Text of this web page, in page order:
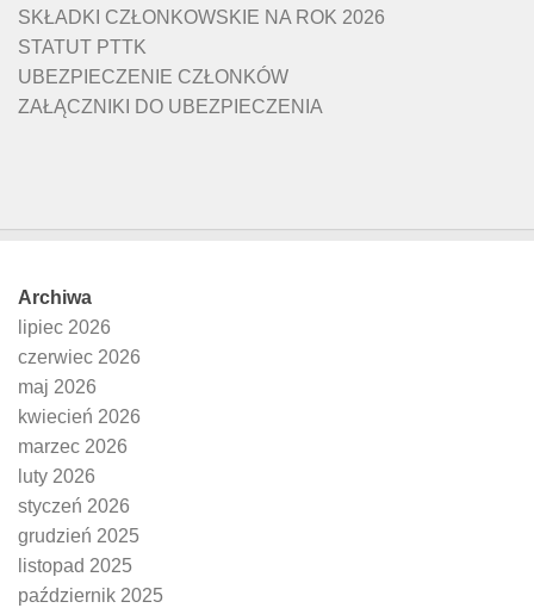
SKŁADKI CZŁONKOWSKIE NA ROK 2026
STATUT PTTK
UBEZPIECZENIE CZŁONKÓW
ZAŁĄCZNIKI DO UBEZPIECZENIA
Archiwa
lipiec 2026
czerwiec 2026
maj 2026
kwiecień 2026
marzec 2026
luty 2026
styczeń 2026
grudzień 2025
listopad 2025
październik 2025